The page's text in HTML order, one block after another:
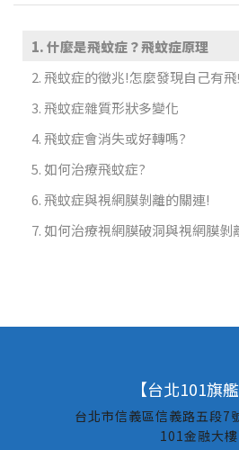
什麼是飛蚊症？飛蚊症原理
飛蚊症的徵兆!怎麼發現自己有
飛蚊症雜質形狀多變化
飛蚊症會消失或好轉嗎?
如何治療飛蚊症?
飛蚊症與視網膜剝離的關連!
如何治療視網膜破洞與視網膜剝
【台北101旗艦
台北市信義區信義路五段7
101金融大